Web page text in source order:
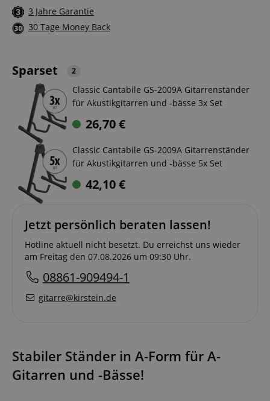
3 Jahre Garantie
30 Tage Money Back
Sparset 2
Classic Cantabile GS-2009A Gitarrenständer
für Akustikgitarren und -bässe 3x Set
26,70€
Classic Cantabile GS-2009A Gitarrenständer
für Akustikgitarren und -bässe 5x Set
42,10€
Jetzt persönlich beraten lassen!
Hotline aktuell nicht besetzt. Du erreichst uns wieder
am Freitag den 07.08.2026 um 09:30 Uhr.
08861-909494-1
gitarre@kirstein.de
Stabiler Ständer in A-Form für A-
Gitarren und -Bässe!